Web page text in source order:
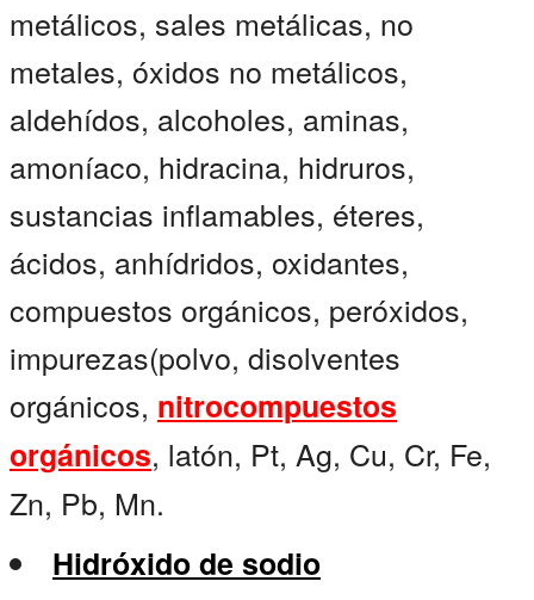
metálicos, sales metálicas, no
metales, óxidos no metálicos,
aldehídos, alcoholes, aminas,
amoníaco, hidracina, hidruros,
sustancias inflamables, éteres,
ácidos, anhídridos, oxidantes,
compuestos orgánicos, peróxidos,
impurezas(polvo, disolventes
orgánicos, nitrocompuestos
orgánicos, latón, Pt, Ag, Cu, Cr, Fe,
Zn, Pb, Mn.
Hidróxido de sodio